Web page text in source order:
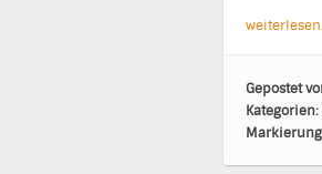
Gepostet
Kategorien: